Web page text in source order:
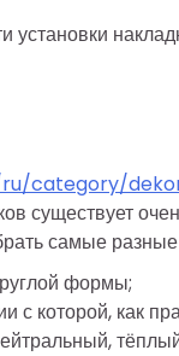
установки
category/
существует
самые
формы;
с которой, как